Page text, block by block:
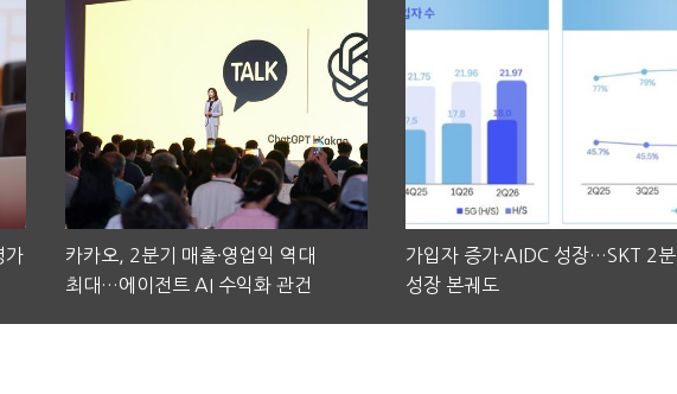
가
카카오, 2분기 매출·영업익 역대
최대…에이전트 AI 수익화 관건
가입자 증가·AIDC 성장…SKT 2
성장 본궤도